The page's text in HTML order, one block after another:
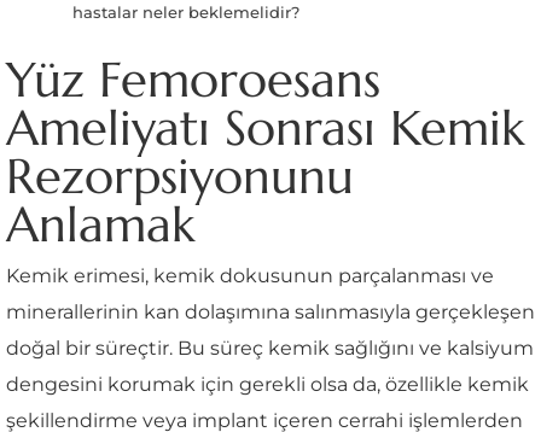
hastalar neler beklemelidir?
Yüz Femoroesans
Ameliyatı Sonrası Kemik
Rezorpsiyonunu
Anlamak
Kemik erimesi, kemik dokusunun parçalanması ve
minerallerinin kan dolaşımına salınmasıyla gerçekleşen
doğal bir süreçtir. Bu süreç kemik sağlığını ve kalsiyum
dengesini korumak için gerekli olsa da, özellikle kemik
şekillendirme veya implant içeren cerrahi işlemlerden